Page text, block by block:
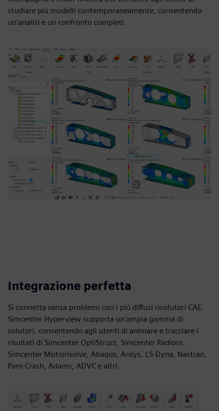
studiare più modelli contemporaneamente, consentendo
un'analisi e un confronto completi.
Integrazione perfetta
Si connetta senza problemi con i più diffusi risolutori CAE.
Simcenter Hyperview supporta un'ampia gamma di
solutori, consentendo agli utenti di animare e tracciare i
risultati di Simcenter OptiStruct, Simcenter Radioss,
Simcenter Motionsolve, Abaqus, Ansys, LS-Dyna, Nastran,
Pam-Crash, Adams, ADVC e altri.